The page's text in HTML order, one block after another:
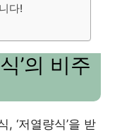
다!
’의 비주
‘저열량식’을 받